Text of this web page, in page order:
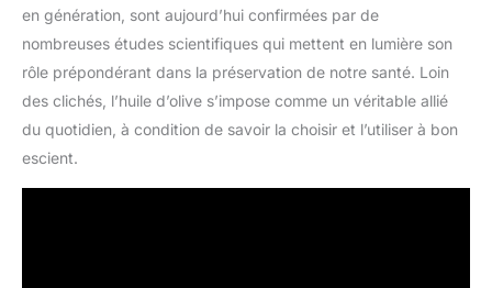
en génération, sont aujourd’hui confirmées par de
nombreuses études scientifiques qui mettent en lumière son
rôle prépondérant dans la préservation de notre santé. Loin
des clichés, l’huile d’olive s’impose comme un véritable allié
du quotidien, à condition de savoir la choisir et l’utiliser à bon
escient.